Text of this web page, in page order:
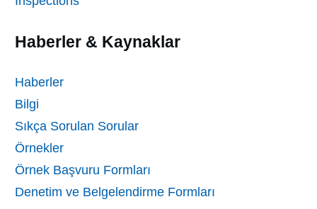
Haberler & Kaynaklar
Haberler
Bilgi
Sıkça Sorulan Sorular
Örnekler
Örnek Başvuru Formları
Denetim ve Belgelendirme Formları